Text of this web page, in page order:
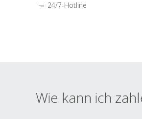
24/7-Hotline
Wie kann ich